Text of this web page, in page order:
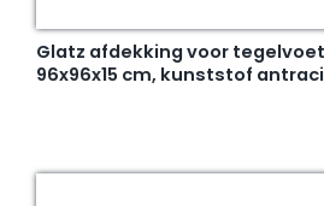
Glatz afdekking voor tegelvoet
96x96x15 cm, kunststof